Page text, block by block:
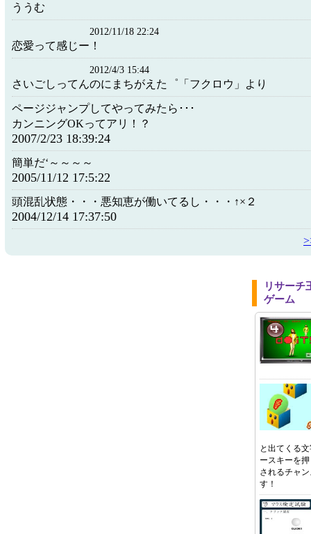
ううむ
2012/11/18 22:24
恋愛って感じー！
2012/4/3 15:44
さいごしってんのにまちがえた゜「フクロウ」より
ページジャンプしてやってみたら･･･
カンニングOKってアリ！？
2007/2/23 18:39:24
簡単だ‘～～～～
2005/11/12 17:5:22
頭混乱状態・・・悪知恵が働いてるし・・・↑×２
2004/12/14 17:37:50
リサーチ
ゲーム
と出てくる
ースキーを
されるチャ
す！